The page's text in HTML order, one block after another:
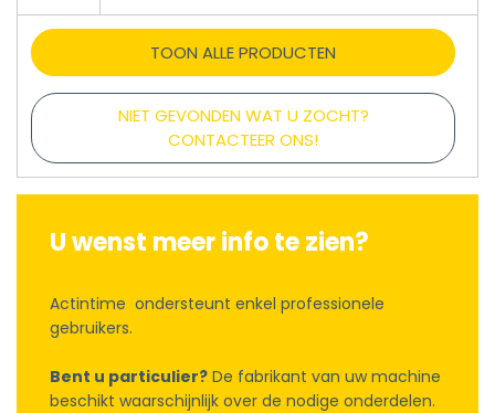
TOON ALLE PRODUCTEN
NIET GEVONDEN WAT U ZOCHT?
CONTACTEER ONS!
U wenst meer info te zien?
Actintime ondersteunt enkel professionele
gebruikers.
Bent u particulier? De fabrikant van uw machine
beschikt waarschijnlijk over de nodige onderdelen.